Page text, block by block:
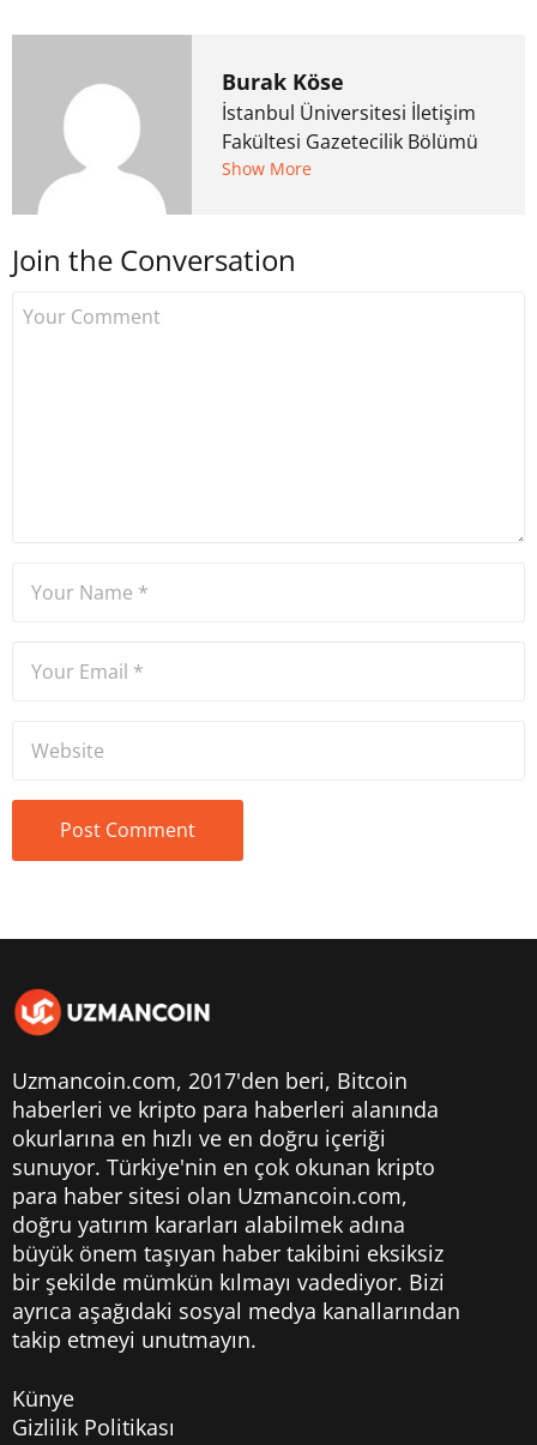
Burak Köse
İstanbul Üniversitesi İletişim
Fakültesi Gazetecilik Bölümü
mezunu. 6 yıl ana akım
kurdu. 2017'nin Mayıs ayından
Show More
Join the Conversation
Uzmancoin.com, 2017'den beri, Bitcoin
haberleri ve kripto para haberleri alanında
okurlarına en hızlı ve en doğru içeriği
sunuyor. Türkiye'nin en çok okunan kripto
para haber sitesi olan Uzmancoin.com,
doğru yatırım kararları alabilmek adına
büyük önem taşıyan haber takibini eksiksiz
bir şekilde mümkün kılmayı vadediyor. Bizi
ayrıca aşağıdaki sosyal medya kanallarından
takip etmeyi unutmayın.
Künye
Gizlilik Politikası